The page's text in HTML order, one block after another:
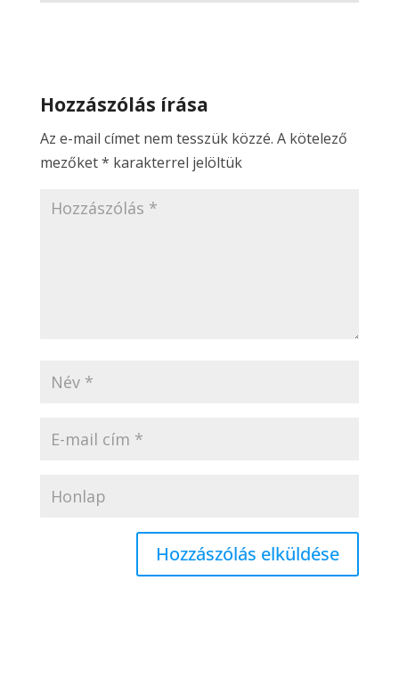
Hozzászólás írása
Az e-mail címet nem tesszük közzé. A kötelező
mezőket* karakterrel jelöltük